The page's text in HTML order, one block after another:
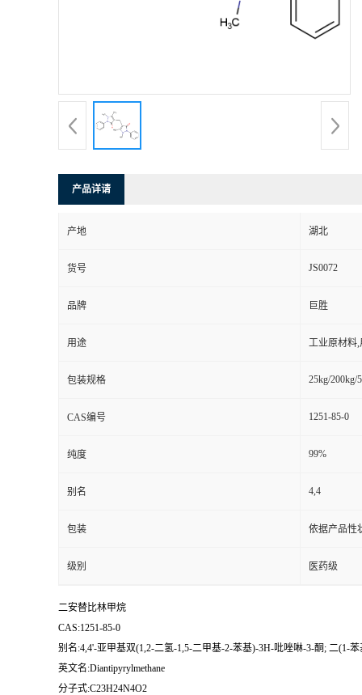
产品详请
产地 湖北
货号 JS0072
品牌 巨胜
用途 工业原材料
包装规格 25kg/200kg/
CAS编号 1251-85-0
纯度 99%
别名 4,4
包装 依据产品性
级别 医药级
二安替比林甲烷
CAS:1251-85-0
别名:4,4'-亚甲基双(1,2-二氢-1,5-二甲基-2-苯基)-3H-吡唑啉-3-酮; 二(1-
英文名:Diantipyrylmethane
分子式:C23H24N4O2